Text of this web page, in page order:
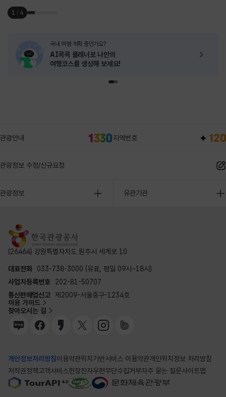
1 / 4
국내 여행 계획 중인가요?
AI콕콕 플래너로 나만의
여행코스를 생성해 보세요!
관광안내 지역번호
관광정보 수정/신규요청
관광정보 유관기관
(26464) 강원특별자치도 원주시 세계로 10
대표전화
033-738-3000 (유료, 평일 09시~18시)
사업자등록번호
202-81-50707
통신판매업신고 제2009-서울중구-1234호
이용 가이드
찾아오시는 길
개인정보처리방침이용약관위치기반서비스 이용약관개인위치정보 처리방침
저작권정책고객서비스헌장전자우편무단수집거부자주 묻는 질문사이트맵